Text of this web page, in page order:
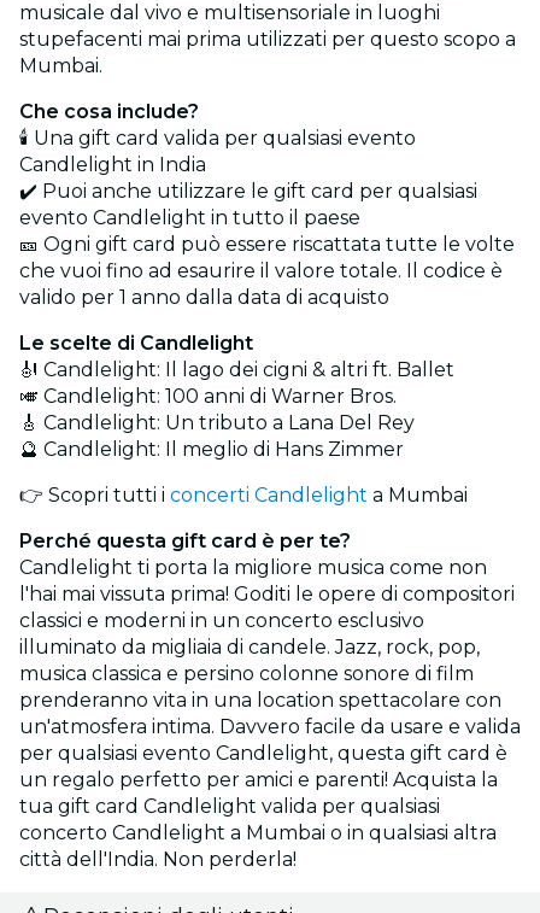
musicale dal vivo e multisensoriale in luoghi
stupefacenti mai prima utilizzati per questo scopo a
Mumbai.
Che cosa include?
🕯️ Una gift card valida per qualsiasi evento
Candlelight in India
✔️ Puoi anche utilizzare le gift card per qualsiasi
evento Candlelight in tutto il paese
🎫 Ogni gift card può essere riscattata tutte le volte
che vuoi fino ad esaurire il valore totale. Il codice è
valido per 1 anno dalla data di acquisto
Le scelte di Candlelight
🎻 Candlelight: Il lago dei cigni & altri ft. Ballet
🎺 Candlelight: 100 anni di Warner Bros.
🎸 Candlelight: Un tributo a Lana Del Rey
🔮 Candlelight: Il meglio di Hans Zimmer
👉 Scopri tutti i concerti Candlelight a Mumbai
Perché questa gift card è per te?
Candlelight ti porta la migliore musica come non
l'hai mai vissuta prima! Goditi le opere di compositori
classici e moderni in un concerto esclusivo
illuminato da migliaia di candele. Jazz, rock, pop,
musica classica e persino colonne sonore di film
prenderanno vita in una location spettacolare con
un'atmosfera intima. Davvero facile da usare e valida
per qualsiasi evento Candlelight, questa gift card è
un regalo perfetto per amici e parenti! Acquista la
tua gift card Candlelight valida per qualsiasi
concerto Candlelight a Mumbai o in qualsiasi altra
città dell'India. Non perderla!